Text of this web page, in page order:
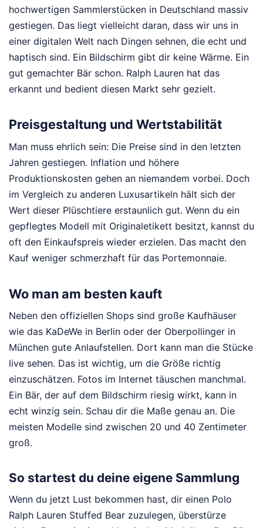
hochwertigen Sammlerstücken in Deutschland massiv
gestiegen. Das liegt vielleicht daran, dass wir uns in
einer digitalen Welt nach Dingen sehnen, die echt und
haptisch sind. Ein Bildschirm gibt dir keine Wärme. Ein
gut gemachter Bär schon. Ralph Lauren hat das
erkannt und bedient diesen Markt sehr gezielt.
Preisgestaltung und Wertstabilität
Man muss ehrlich sein: Die Preise sind in den letzten
Jahren gestiegen. Inflation und höhere
Produktionskosten gehen an niemandem vorbei. Doch
im Vergleich zu anderen Luxusartikeln hält sich der
Wert dieser Plüschtiere erstaunlich gut. Wenn du ein
gepflegtes Modell mit Originaletikett besitzt, kannst du
oft den Einkaufspreis wieder erzielen. Das macht den
Kauf weniger schmerzhaft für das Portemonnaie.
Wo man am besten kauft
Neben den offiziellen Shops sind große Kaufhäuser
wie das KaDeWe in Berlin oder der Oberpollinger in
München gute Anlaufstellen. Dort kann man die Stücke
live sehen. Das ist wichtig, um die Größe richtig
einzuschätzen. Fotos im Internet täuschen manchmal.
Ein Bär, der auf dem Bildschirm riesig wirkt, kann in
echt winzig sein. Schau dir die Maße genau an. Die
meisten Modelle sind zwischen 20 und 40 Zentimeter
groß.
So startest du deine eigene Sammlung
Wenn du jetzt Lust bekommen hast, dir einen Polo
Ralph Lauren Stuffed Bear zuzulegen, überstürze